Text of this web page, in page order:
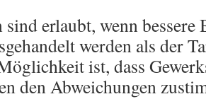
sind erlaubt, wenn
werden als der
ist, dass
den Abweichungen